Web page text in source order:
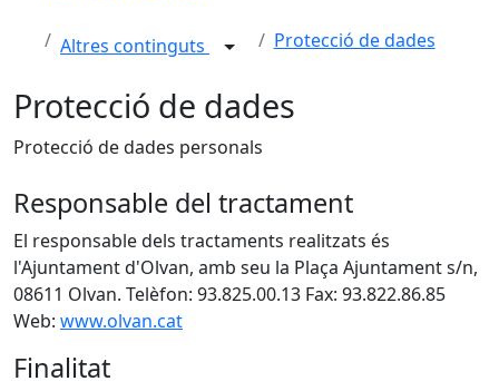
Altres continguts Protecció de dades
Protecció de dades
Protecció de dades personals
Responsable del tractament
El responsable dels tractaments realitzats és
l'Ajuntament d'Olvan, amb seu la Plaça Ajuntament s/n,
08611 Olvan. Telèfon: 93.825.00.13 Fax: 93.822.86.85
Web: www.olvan.cat
Finalitat